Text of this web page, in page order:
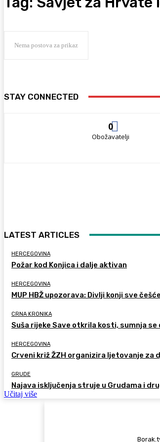
Nema postova za prikaz
STAY CONNECTED
0
Obožavatelji
LATEST ARTICLES
HERCEGOVINA
Požar kod Konjica i dalje aktivan
HERCEGOVINA
MUP HBŽ upozorava: Divlji konji sve
CRNA KRONIKA
Suša rijeke Save otkrila kosti, sumnja se
HERCEGOVINA
Crveni križ ŽZH organizira ljetovanje za
GRUDE
Najava isključenja struje u Grudama i
Učitaj više